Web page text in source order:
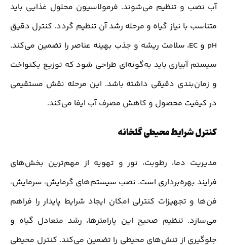
آب نصب و تنظیم می‌شوند. فرمولاسیون محلول غذایی باید
متناسب با نیاز گیاه و مرحله رشد آن تنظیم گردد. کنترل دقیق
pH و EC، سلامت ریشه و جذب بهینه عناصر را تضمین می‌کند.
سیستم آبیاری باید به‌گونه‌ای طراحی شود که توزیع یکنواخت
و زمان‌بندی دقیقی داشته باشد. این مرحله نقش مستقیمی
در کیفیت محصول و کاهش مصرف آب ایفا می‌کند.
کنترل شرایط محیطی گلخانه
مدیریت دما، رطوبت، نور و تهویه از مهم‌ترین بخش‌های
فرایند بهره‌برداری است. نصب سیستم‌های گرمایش، سرمایش،
فن‌ها و تجهیزات کنترلی امکان ایجاد شرایط پایدار را فراهم
می‌سازد. تنظیم صحیح این پارامترها، رشد متعادل گیاه و
جلوگیری از تنش‌های محیطی را تضمین می‌کند. کنترل محیطی